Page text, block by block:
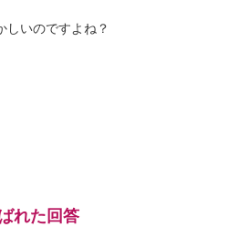
しいのですよね？
れた回答